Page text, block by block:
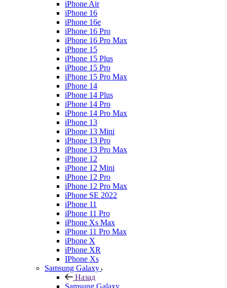
iPhone Air
iPhone 16
iPhone 16e
iPhone 16 Pro
iPhone 16 Pro Max
iPhone 15
iPhone 15 Plus
iPhone 15 Pro
iPhone 15 Pro Max
iPhone 14
iPhone 14 Plus
iPhone 14 Pro
iPhone 14 Pro Max
iPhone 13
iPhone 13 Mini
iPhone 13 Pro
iPhone 13 Pro Max
iPhone 12
iPhone 12 Mini
iPhone 12 Pro
iPhone 12 Pro Max
iPhone SE 2022
iPhone 11
iPhone 11 Pro
iPhone Xs Max
iPhone 11 Pro Max
iPhone X
iPhone XR
IPhone Xs
Samsung Galaxy
Назад
Samsung Galaxy